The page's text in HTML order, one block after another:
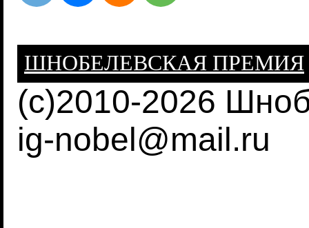
ШНОБЕЛЕВСКАЯ ПРЕМИЯ
(c)2010-2026
ig-nobel@mail.ru